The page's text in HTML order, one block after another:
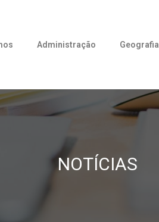
Administração Geografia
NOTÍCIAS